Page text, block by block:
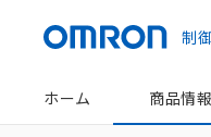
制
ホーム 商品情報